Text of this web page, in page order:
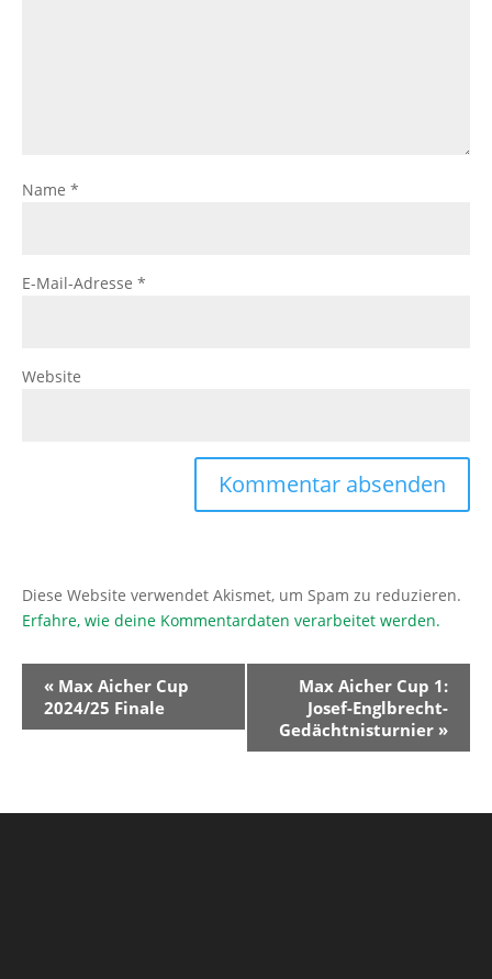
Name *
E-Mail-Adresse *
Website
Diese Website verwendet Akismet, um Spam zu reduzieren.
Erfahre, wie deine Kommentardaten verarbeitet werden.
Veranstaltung-
Navigation
« Max Aicher Cup
2024/25 Finale
Max Aicher Cup 1:
Josef-Englbrecht-
Gedächtnisturnier »